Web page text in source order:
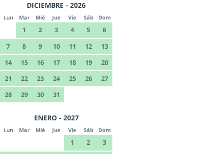
DICIEMBRE - 2026
Lun Mar Mié Jue Vie Sáb Dom
1 2 3 4 5
6
7
8 9 10 11 12
13
14
15 16 17 18 19
20
21
22 23 24 25 26
27
28
29 30 31
ENERO - 2027
Lun Mar Mié Jue Vie Sáb Dom
1 2
3